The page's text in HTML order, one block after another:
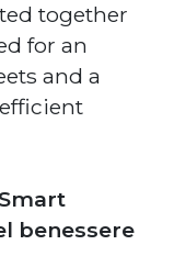
together
for an
and a
benessere